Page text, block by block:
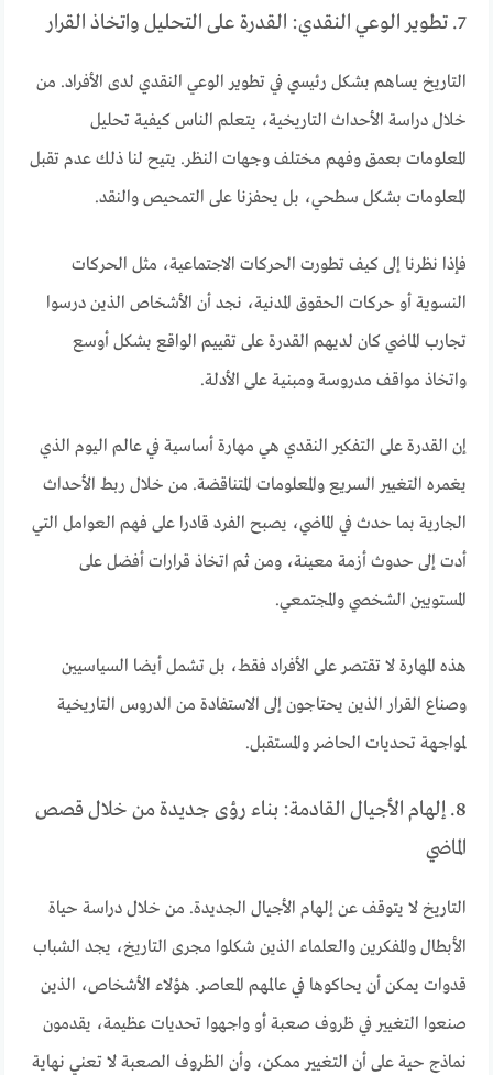
7. تطوير الوعي النقدي: القدرة على التحليل واتخاذ القرار
التاريخ يساهم بشكل رئيسي في تطوير الوعي النقدي لدى الأفراد. من
خلال دراسة الأحداث التاريخية، يتعلم الناس كيفية تحليل
المعلومات بعمق وفهم مختلف وجهات النظر. يتيح لنا ذلك عدم تقبل
المعلومات بشكل سطحي، بل يحفزنا على التمحيص والنقد.
فإذا نظرنا إلى كيف تطورت الحركات الاجتماعية، مثل الحركات
النسوية أو حركات الحقوق المدنية، نجد أن الأشخاص الذين درسوا
تجارب الماضي كان لديهم القدرة على تقييم الواقع بشكل أوسع
واتخاذ مواقف مدروسة ومبنية على الأدلة.
إن القدرة على التفكير النقدي هي مهارة أساسية في عالم اليوم الذي
يغمره التغيير السريع والمعلومات المتناقضة. من خلال ربط الأحداث
الجارية بما حدث في الماضي، يصبح الفرد قادرا على فهم العوامل التي
أدت إلى حدوث أزمة معينة، ومن ثم اتخاذ قرارات أفضل على
المستويين الشخصي والمجتمعي.
هذه المهارة لا تقتصر على الأفراد فقط، بل تشمل أيضا السياسيين
وصناع القرار الذين يحتاجون إلى الاستفادة من الدروس التاريخية
لمواجهة تحديات الحاضر والمستقبل.
8. إلهام الأجيال القادمة: بناء رؤى جديدة من خلال قصص
الماضي
التاريخ لا يتوقف عن إلهام الأجيال الجديدة. من خلال دراسة حياة
الأبطال والمفكرين والعلماء الذين شكلوا مجرى التاريخ، يجد الشباب
قدوات يمكن أن يحاكوها في عالمهم المعاصر. هؤلاء الأشخاص، الذين
صنعوا التغيير في ظروف صعبة أو واجهوا تحديات عظيمة، يقدمون
نماذج حية على أن التغيير ممكن، وأن الظروف الصعبة لا تعني نهاية